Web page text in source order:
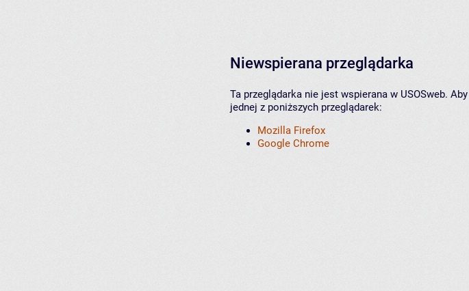
Niewspierana przeglądarka
Ta przeglądarka nie jest wspierana w USOSweb.
jednej z poniższych przeglądarek:
Mozilla Firefox
Google Chrome